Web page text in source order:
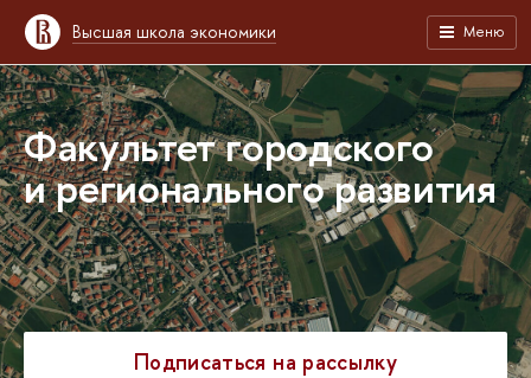
Высшая школа экономики Меню
Факультет городского
и регионального развития
Подписаться на рассылку